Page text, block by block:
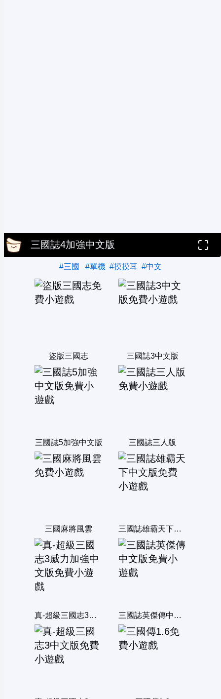
三國誌4加強中文版
#三國 #單機 #摸摸耳 #中文
盜版三國志 三國誌3中文版
三國誌5加強中文版 三國誌三人版
三國麻將風雲 三國誌雄霸天下中文版
真-超級三國志3威力加強中文版 三國誌英傑傳中文版